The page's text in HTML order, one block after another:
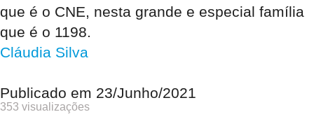
que é o CNE, nesta grande e especial família
que é o 1198.
Cláudia Silva
Publicado em 23/Junho/2021
353 visualizações